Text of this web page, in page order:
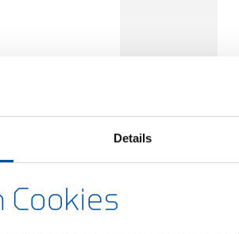
Details